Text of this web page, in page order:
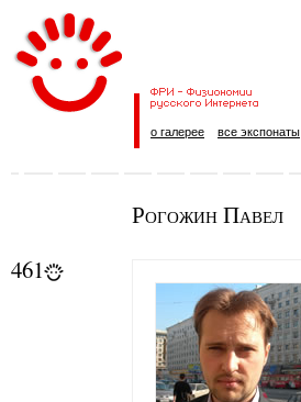
о галерее все экспонаты
Рогожин Павел
461